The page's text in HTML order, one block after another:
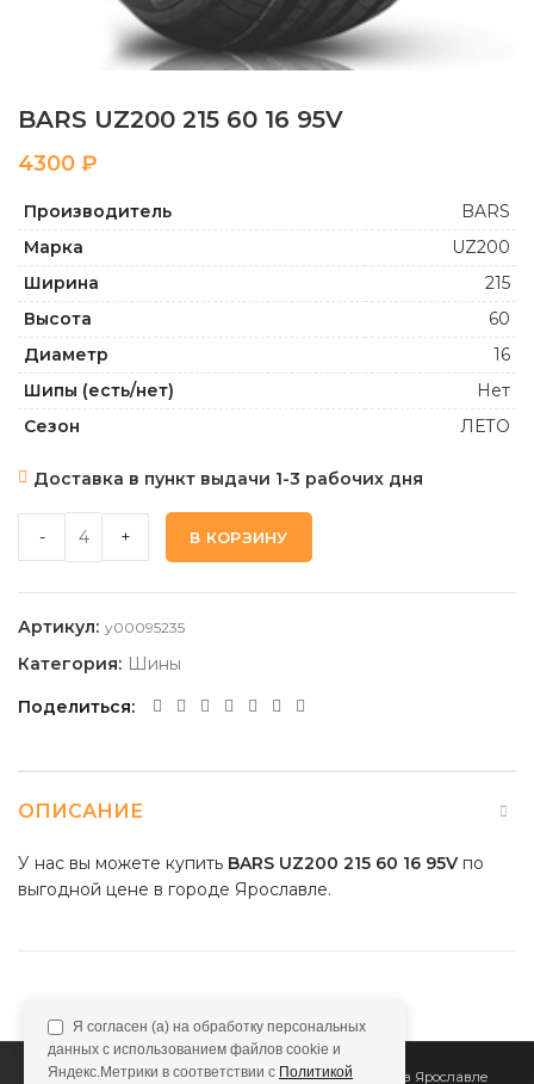
BARS UZ200 215 60 16 95V
₽
Производитель
BARS
Марка
UZ200
Ширина
215
Высота
60
Диаметр
16
Шипы (есть/нет)
Нет
Сезон
ЛЕТО
Доставка в пункт выдачи 1-3 рабочих дня
BARS UZ200 215 60 16 95V quantity
- + В КОРЗИНУ
Артикул: y00095235
Категория: Шины
Поделиться
ОПИСАНИЕ
У нас вы можете купить BARS UZ200 215 60 16 95V по
выгодной цене в городе Ярославле.
2011Все Колёса Интернет-магазин шин и дисков в Ярославле
Я согласен (а) на обработку персональных
данных с использованием файлов cookie и
Яндекс.Метрики в соответствии с Политикой